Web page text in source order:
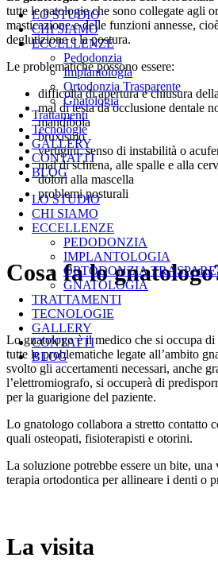
LO STUDIO
CHI SIAMO
ECCELLENZE
Pedodonzia
Implantologia
Ortodonzia Trasparente
Gnatologia
Trattamenti
Tecnologie
GALLERY
CONTATTI
BLOG
LO STUDIO
CHI SIAMO
ECCELLENZE
PEDODONZIA
IMPLANTOLOGIA
ORTODONZIA
GNATOLOGIA
TRATTAMENTI
TECNOLOGIE
GALLERY
CONTATTI
BLOG
tutte le patologie che sono collegate agli
masticazione e delle funzioni annesse,
deglutizione e la postura.
Le problematiche possono essere:
difficoltà di apertura e chiusura
mal di testa da occlusione dentale
mandibola
bruxismo
vertigini, senso di instabilità o
mal di schiena, alle spalle e alla
dolori alla mascella
problemi posturali
Cosa fa lo
Lo gnatologo è il medico che si occupa di
tutte le problematiche legate all’ambito
svolto gli accertamenti necessari, anche
l’elettromiografo, si occuperà di
per la guarigione del paziente.
Lo gnatologo collabora a stretto contatto
quali osteopati, fisioterapisti e otorini.
La soluzione potrebbe essere un bite, una
terapia ortodontica per allineare i denti o
La visita